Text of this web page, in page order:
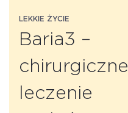
LEKKIE ŻYCIE
Baria3 –
chirurgiczne
leczenie